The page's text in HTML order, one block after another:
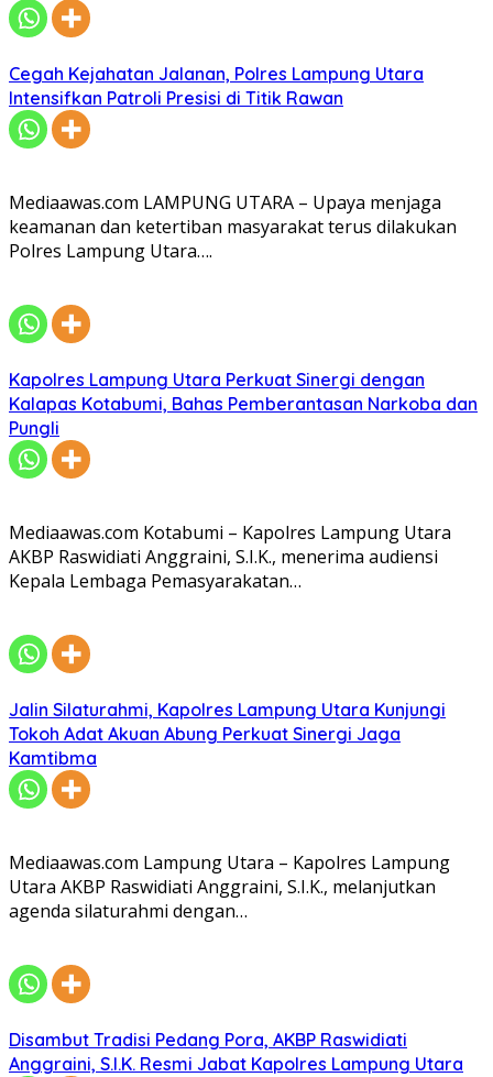
Cegah Kejahatan Jalanan, Polres Lampung Utara
Intensifkan Patroli Presisi di Titik Rawan
Mediaawas.com LAMPUNG UTARA – Upaya menjaga
keamanan dan ketertiban masyarakat terus dilakukan
Polres Lampung Utara….
Kapolres Lampung Utara Perkuat Sinergi dengan
Kalapas Kotabumi, Bahas Pemberantasan Narkoba dan
Pungli
Mediaawas.com Kotabumi – Kapolres Lampung Utara
AKBP Raswidiati Anggraini, S.I.K., menerima audiensi
Kepala Lembaga Pemasyarakatan…
Jalin Silaturahmi, Kapolres Lampung Utara Kunjungi
Tokoh Adat Akuan Abung Perkuat Sinergi Jaga
Kamtibma
Mediaawas.com Lampung Utara – Kapolres Lampung
Utara AKBP Raswidiati Anggraini, S.I.K., melanjutkan
agenda silaturahmi dengan…
Disambut Tradisi Pedang Pora, AKBP Raswidiati
Anggraini, S.I.K. Resmi Jabat Kapolres Lampung Utara